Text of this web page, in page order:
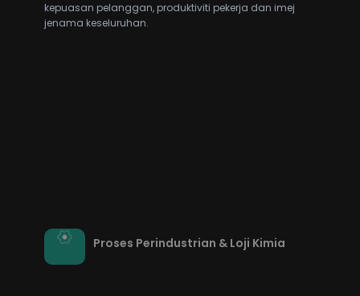
kepuasan pelanggan, produktiviti pekerja dan imej
jenama keseluruhan.
Proses Perindustrian & Loji Kimia